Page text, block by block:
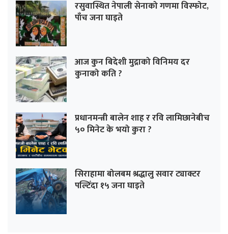
रसुवास्थित नेपाली सेनाको गणमा विस्फोट,
पाँच जना घाइते
आज कुन बिदेशी मुद्राको विनिमय दर
कुनाको कति ?
प्रधानमन्त्री बालेन शाह र रवि लामिछानेबीच
५० मिनेट के भयो कुरा ?
सिराहामा बोलबम श्रद्धालु सवार ट्याक्टर
पल्टिँदा १५ जना घाइते